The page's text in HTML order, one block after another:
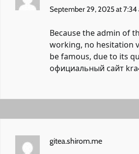
September 29, 2025 at 7:34
Because the admin of
working, no hesitation
be famous, due to its
официальный сайт
gitea.shirom.me